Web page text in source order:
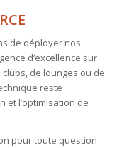
de déployer nos
d’excellence sur
clubs, de lounges ou de
reste
et l’optimisation de
pour toute question